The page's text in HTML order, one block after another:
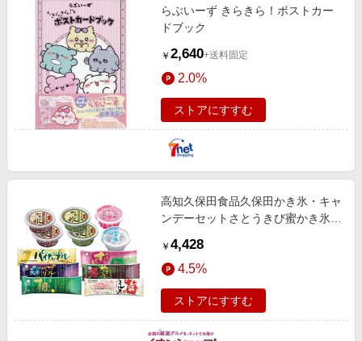
らぶいーず きらきら！ポストカー
ドブック
￥ 2,640+送料固定
2.0%
ストアにすすむ
高知久保田食品久保田かき氷・キャ
ンデーセットさとうきび蜜かき氷十
十勝小豆、かき氷白蜜・かき氷いち
ご蜜、アイスキャンデー
￥ 4,428
4.5%
ストアにすすむ